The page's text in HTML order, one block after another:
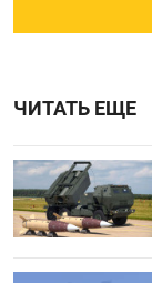
ЧИТАТЬ ЕЩЕ